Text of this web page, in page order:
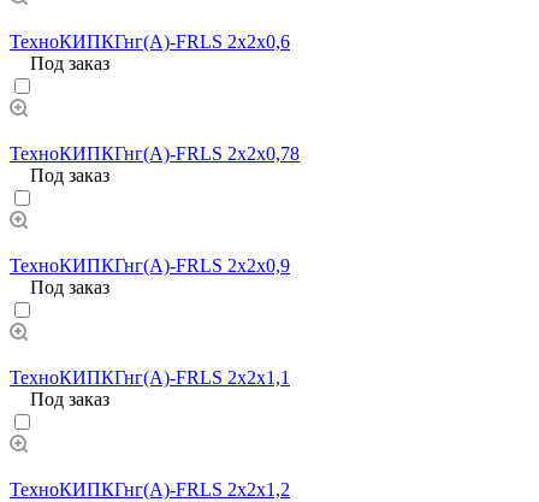
ТехноКИПКГнг(А)-FRLS 2х2х0,6
Под заказ
ТехноКИПКГнг(А)-FRLS 2х2х0,78
Под заказ
ТехноКИПКГнг(А)-FRLS 2х2х0,9
Под заказ
ТехноКИПКГнг(А)-FRLS 2х2х1,1
Под заказ
ТехноКИПКГнг(А)-FRLS 2х2х1,2